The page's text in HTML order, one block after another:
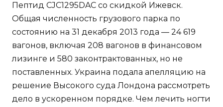
Пептид CJC1295DAC со скидкой Ижевск.
Общая численность грузового парка по
состоянию на 31 декабря 2013 года — 24 619
вагонов, включая 208 вагонов в финансовом
лизинге и 580 законтрактованных, но не
поставленных. Украина подала апелляцию на
решение Высокого суда Лондона рассмотреть
дело в ускоренном порядке. Чем лечить ногти